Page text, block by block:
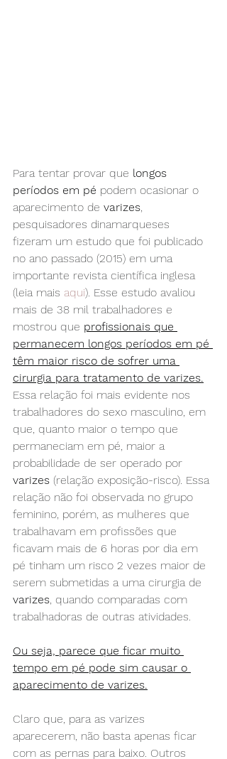
Para tentar provar que longos
períodos em pé podem ocasionar o
aparecimento de varizes
pesquisadores dinamarqueses
fizeram um estudo que foi publicado
no ano passado (2015) em uma
importante revista científica inglesa
(leia mais aqui). Esse estudo avaliou
mais de 38 mil trabalhadores e
mostrou que profissionais que
permanecem longos períodos em pé
têm maior risco de sofrer uma
cirurgia para tratamento de varizes.
Essa relação foi mais evidente nos
trabalhadores do sexo masculino, em
que, quanto maior o tempo que
permaneciam em pé, maior a
probabilidade de ser operado por
varizes (relação exposição-risco). Essa
relação não foi observada no grupo
feminino, porém, as mulheres que
trabalhavam em profissões que
ficavam mais de 6 horas por dia em
pé tinham um risco 2 vezes maior de
serem submetidas a uma cirurgia de
varizes , quando comparadas com
trabalhadoras de outras atividades.
Ou seja, parece que ficar muito
tempo em pé pode sim causar o
aparecimento de varizes.
Claro que, para as varizes
aparecerem, não basta apenas ficar
com as pernas para baixo. Outros